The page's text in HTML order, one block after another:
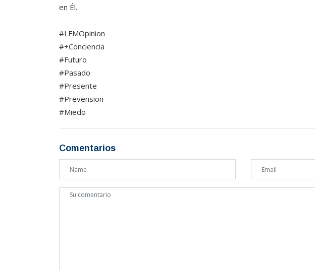
en Él.
#LFMOpinion
#+Conciencia
#Futuro
#Pasado
#Presente
#Prevension
#Miedo
Comentarios